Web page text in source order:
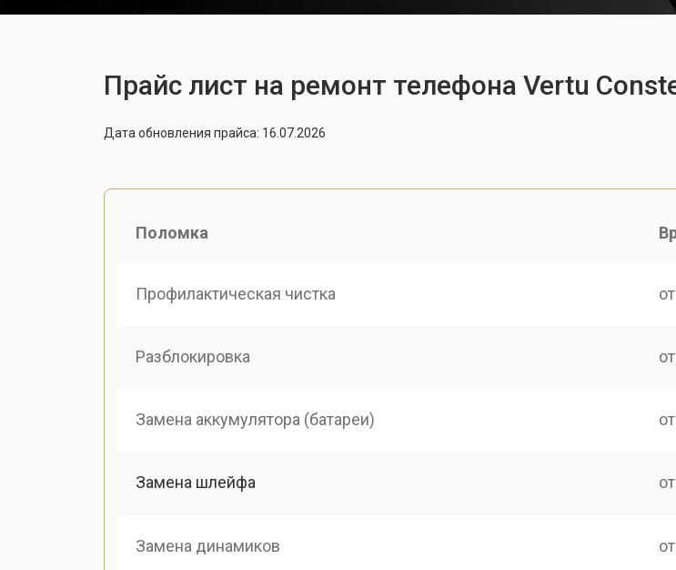
Прайс лист на ремонт телефона Vertu
Дата обновления прайса: 16.07.2026
Поломка
Профилактическая чистка
Разблокировка
Замена аккумулятора (батареи)
Замена шлейфа
Замена динамиков